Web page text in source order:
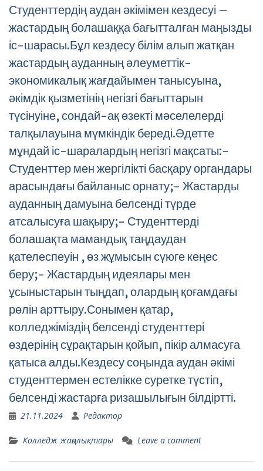
Студенттердің аудан әкімімен кездесуі –
жастардың болашаққа бағытталған маңызды
іс-шарасы.Бұл кездесу білім алып жатқан
жастардың ауданның әлеуметтік-
экономикалық жағдайымен танысуына,
әкімдік қызметінің негізгі бағыттарын
түсінуіне, сондай-ақ өзекті мәселелерді
талқылауына мүмкіндік береді.Әдетте
мұндай іс-шаралардың негізгі мақсаты:-
Студенттер мен жергілікті басқару органдары
арасындағы байланыс орнату;- Жастарды
ауданның дамуына белсенді түрде
атсалысуға шақыру;- Студенттерді
болашақта мамандық таңдаудан
қателеспеуін , өз жұмысын сүюге кеңес
беру;- Жастардың идеялары мен
ұсыныстарын тыңдап, олардың қоғамдағы
рөлін арттыру.Сонымен қатар,
колледжіміздің белсенді студенттері
өздерінің сұрақтарын қойып, пікір алмасуға
қатыса алды.Кездесу соңында аудан әкімі
студенттермен естелікке суретке түстіп,
белсенді жастарға ризашылығын білдіртті.
21.11.2024 Редактор
Колледж жаңалықтары Leave a comment